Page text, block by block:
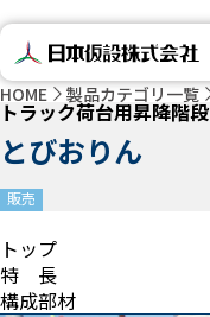
HOME 製品カテゴリ一覧
トラック荷台用昇降階段
とびおりん
販売
トップ
特 長
構成部材